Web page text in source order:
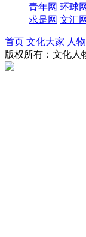
青年网 环球网
求是网 文汇网
首页 文化大家 人
版权所有：文化人